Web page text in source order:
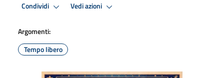
Condividi Vedi azioni
Argomenti:
Tempo libero